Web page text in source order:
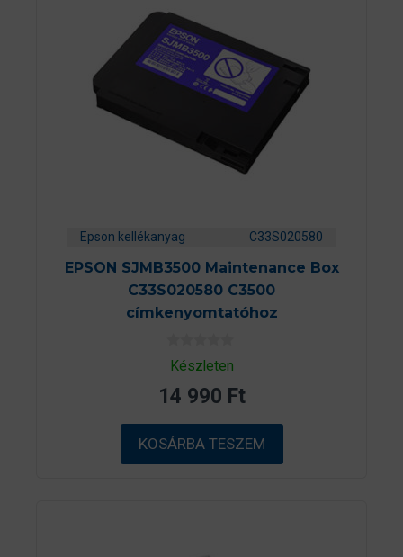
Epson kellékanyag C33S020580
EPSON SJMB3500 Maintenance Box
C33S020580 C3500
címkenyomtatóhoz
0
a
5
b
ő
l
Készleten
14 990 Ft
KOSÁRBA TESZEM